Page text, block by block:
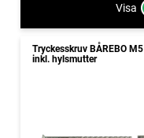
Visa
Tryckesskruv BÅREBO M5
inkl. hylsmutter